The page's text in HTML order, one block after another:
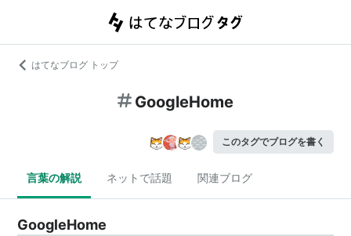
はてなブログ トップ
GoogleHome
このタグでブログを書く
言葉の解説 ネットで話題 関連ブログ
GoogleHome